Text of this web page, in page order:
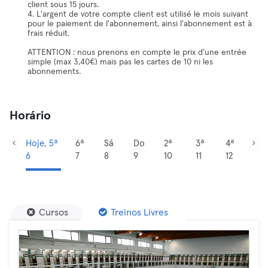
client sous 15 jours.
4. L'argent de votre compte client est utilisé le mois suivant
pour le paiement de l'abonnement, ainsi l'abonnement est à
frais réduit.
ATTENTION : nous prenons en compte le prix d'une entrée
simple (max 3,40€) mais pas les cartes de 10 ni les
abonnements.
Horário
Hoje, 5ª
6
6ª
7
Sá
8
Do
9
2ª
10
3ª
11
4ª
12
Cursos Treinos Livres